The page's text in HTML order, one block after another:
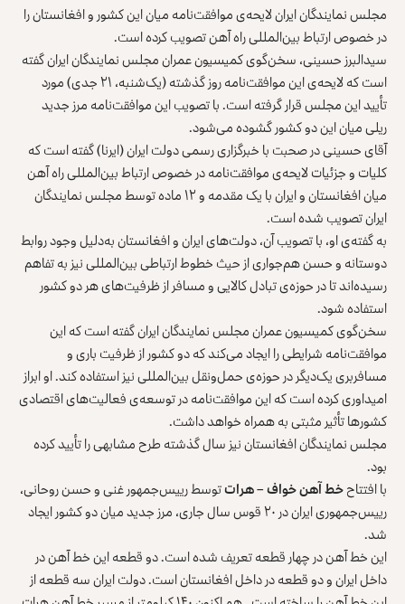
مجلس نمایندگان ایران لایحه‌ی موافقت‌نامه میان این کشور و افغانستان را
در خصوص ارتباط بین‌المللی راه آهن تصویب کرده است.
سیدالبرز حسینی، سخن‌گوی کمیسیون عمران مجلس نمایندگان ایران گفته
است که لایحه‌ی این موافقت‌نامه روز گذشته (یک‌شنبه، ۲۱ جدی) مورد
تأیید این مجلس قرار گرفته است. با تصویب این موافقت‌نامه مرز جدید
ریلی میان این دو کشور گشوده می‌شود.
آقای حسینی در صحبت با خبرگزاری رسمی دولت ایران (ایرنا) گفته است که
کلیات و جزئیات لایحه‌ی موافقت‌نامه در خصوص ارتباط بین‌المللی راه آهن
میان افغانستان و ایران با یک مقدمه و ۱۲ ماده توسط مجلس نمایندگان
ایران تصویب شده است.
به گفته‌ی او، با تصویب آن، دولت‌های ایران و افغانستان به‌دلیل وجود روابط
دوستانه و حسن هم‌جواری از حیث خطوط ارتباطی بین‌المللی نیز به تفاهم
رسیده‌اند تا در حوزه‌ی تبادل کالایی و مسافر از ظرفیت‌های هر دو کشور
استفاده شود.
سخن‌گوی کمیسیون عمران مجلس نمایندگان ایران گفته است که این
موافقت‌نامه شرایطی را ایجاد می‌کند که دو کشور از ظرفیت باری و
مسافربری یک‌دیگر در حوزه‌ی حمل‌ونقل بین‌المللی نیز استفاده کند. او ابراز
امیداوری کرده است که این موافقت‌نامه در توسعه‌ی فعالیت‌های اقتصادی
کشورها تأثیر مثبتی به همراه خواهد داشت.
مجلس نمایندگان افغانستان نیز سال گذشته طرح مشابهی را تأیید کرده
بود.
با افتتاحخط آهن خواف – هراتتوسط رییس‌جمهور غنی و حسن روحانی،
رییس‌جمهوری ایران در ۲۰ قوس سال جاری، مرز جدید میان دو کشور ایجاد
شد.
این خط آهن در چهار قطعه تعریف شده است. دو قطعه این خط آهن در
داخل ایران و دو قطعه در داخل افغانستان است. دولت ایران سه قطعه از